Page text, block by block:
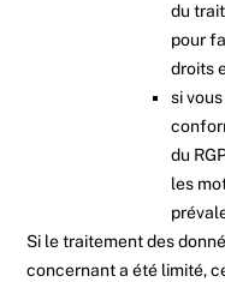
du
pour
droits
si
du
les
Si le traitement des
concernant a été limité,